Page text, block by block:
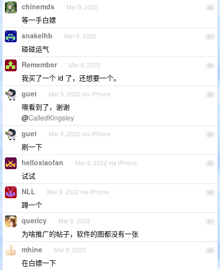
80
chinemds Mar 9, 2022
等一手白嫖
81
snakelhb Mar 9, 2022
碰碰运气
82
Remember Mar 9, 2022
我买了一个 id 了，还想要一个。
83
guet Mar 9, 2022 via iPhone
噢看到了，谢谢
@CalledKingsley
84
guet Mar 9, 2022 via iPhone
刷一下
85
helloxiaofan Mar 9, 2022 via iPhone
试试
86
NLL Mar 9, 2022 via iPhone
蹲一个
87
quericy Mar 9, 2022
为啥推广的帖子，软件的图都没有一张
88
mhine Mar 9, 2022
在白嫖一下